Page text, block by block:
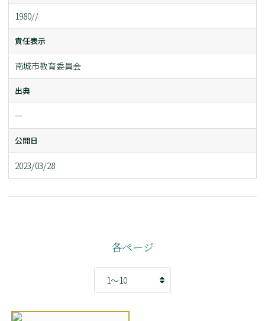
1980//
責任表示
南城市教育委員会
出典
ー
公開日
2023/03/28
各ページ